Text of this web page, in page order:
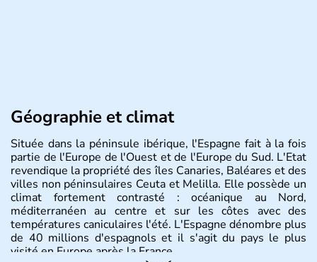
Géographie et climat
Située dans la péninsule ibérique, l'Espagne fait à la fois
partie de l'Europe de l'Ouest et de l'Europe du Sud. L'Etat
revendique la propriété des îles Canaries, Baléares et des
villes non péninsulaires Ceuta et Melilla. Elle possède un
climat fortement contrasté : océanique au Nord,
méditerranéen au centre et sur les côtes avec des
températures caniculaires l'été. L'Espagne dénombre plus
de 40 millions d'espagnols et il s'agit du pays le plus
visité en Europe après la France.